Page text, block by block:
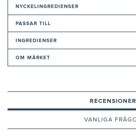
NYCKELINGREDIENSER
PASSAR TILL
INGREDIENSER
OM MÄRKET
RECENSIONER
VANLIGA